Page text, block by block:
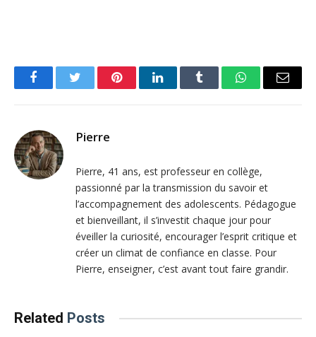
FacebookTwitter PinterestLinkedInTumblr WhatsAppEmail
Pierre
Pierre, 41 ans, est professeur en collège,
passionné par la transmission du savoir et
l’accompagnement des adolescents. Pédagogue
et bienveillant, il s’investit chaque jour pour
éveiller la curiosité, encourager l’esprit critique et
créer un climat de confiance en classe. Pour
Pierre, enseigner, c’est avant tout faire grandir.
Related Posts